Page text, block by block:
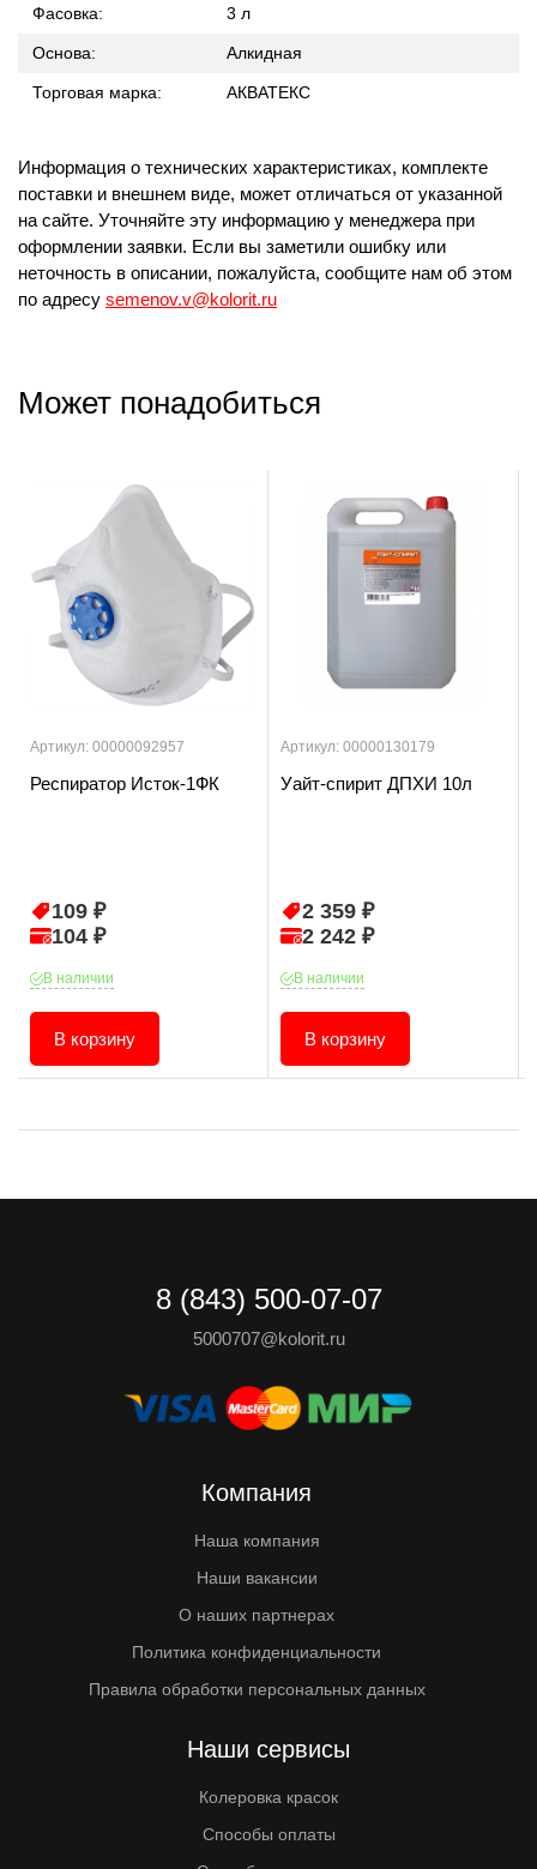
Фасовка: 3 л
Основа: Алкидная
Торговая марка: АКВАТЕКС
Информация о технических характеристиках, комплекте
поставки и внешнем виде, может отличаться от указанной
на сайте. Уточняйте эту информацию у менеджера при
оформлении заявки. Если вы заметили ошибку или
неточность в описании, пожалуйста, сообщите нам об этом
по адресу semenov.v@kolorit.ru
Может понадобиться
Артикул: 00000092957
Респиратор Исток-1ФК
109 ₽
104 ₽
В наличии
В корзину
Артикул: 00000130179
Уайт-спирит ДПХИ 10л
2 359 ₽
2 242 ₽
В наличии
В корзину
8 (843) 500-07-07
5000707@kolorit.ru
Компания
Наша компания
Наши вакансии
О наших партнерах
Политика конфиденциальности
Правила обработки персональных данных
Наши сервисы
Колеровка красок
Способы оплаты